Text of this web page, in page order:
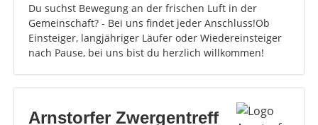
Du suchst Bewegung an der frischen Luft in der
Gemeinschaft? - Bei uns findet jeder Anschluss!Ob
Einsteiger, langjähriger Läufer oder Wiedereinsteiger
nach Pause, bei uns bist du herzlich willkommen!
Arnstorfer Zwergentreff